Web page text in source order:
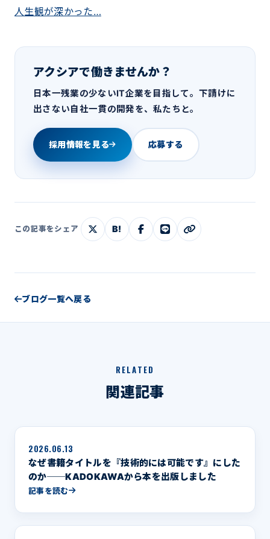
人生観が深かった…
アクシアで働きませんか？
日本一残業の少ないIT企業を目指して。下請けに
出さない自社一貫の開発を、私たちと。
採用情報を見る 応募する
この記事をシェア B!
ブログ一覧へ戻る
RELATED
関連記事
2026.06.13
なぜ書籍タイトルを『技術的には可能です』にした
のか──KADOKAWAから本を出版しました
記事を読む